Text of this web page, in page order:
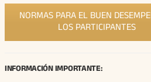
NORMAS PARA EL BUEN
LOS PARTICIPANTES
INFORMACIÓN IMPORTANTE: